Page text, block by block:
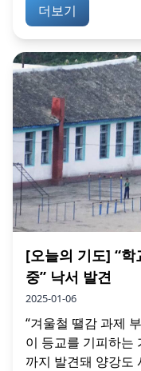
더보기
[오늘의 기도] “
중” 낙서 발견
2025-01-06
“겨울철 땔감 과제
이 등교를 기피하는
까지 발견돼 양강도